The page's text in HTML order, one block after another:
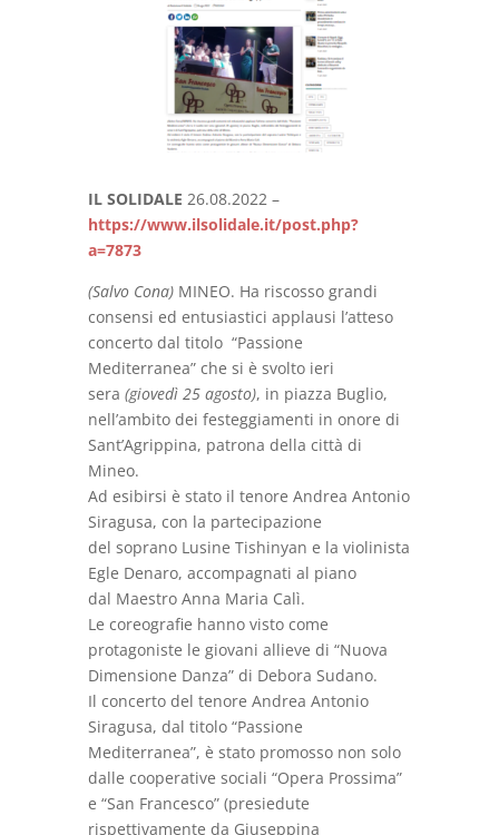
IL SOLIDALE 26.08.2022 –
https://www.ilsolidale.it/post.php?
a=7873
(Salvo Cona) MINEO. Ha riscosso grandi
consensi ed entusiastici applausi l’atteso
concerto dal titolo “Passione
Mediterranea” che si è svolto ieri
sera (giovedì 25 agosto), in piazza Buglio,
nell’ambito dei festeggiamenti in onore di
Sant’Agrippina, patrona della città di
Mineo.
Ad esibirsi è stato il tenore Andrea Antonio
Siragusa, con la partecipazione
del soprano Lusine Tishinyan e la violinista
Egle Denaro, accompagnati al piano
dal Maestro Anna Maria Calì.
Le coreografie hanno visto come
protagoniste le giovani allieve di “Nuova
Dimensione Danza” di Debora Sudano.
Il concerto del tenore Andrea Antonio
Siragusa, dal titolo “Passione
Mediterranea”, è stato promosso non solo
dalle cooperative sociali “Opera Prossima”
e “San Francesco” (presiedute
rispettivamente da Giuseppina